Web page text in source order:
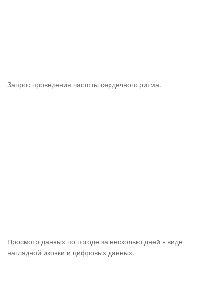
Запрос проведения частоты сердечного ритма.
Просмотр данных по погоде за несколько дней в виде
наглядной иконки и цифровых данных.